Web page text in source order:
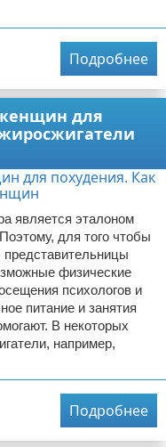
Подробнее
для
является эталоном
для того чтобы
представительницы
физические
психологов и
питание и занятия
В некоторых
например,
Подробнее